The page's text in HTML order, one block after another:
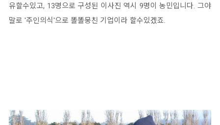
유할수있고, 13명으로 구성된 이사진 역시 9명이 농민입니다. 그야
말로 '주인의식'으로 똘똘뭉친 기업이라 할수있겠죠.